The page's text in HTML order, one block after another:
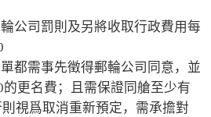
更名費；且需保證同艙至少有
視爲取消重新預定，需承擔對